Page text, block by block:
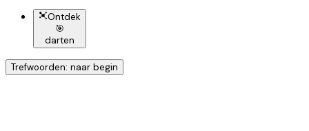
Ontdek
🎯
darten
Trefwoorden: naar begin